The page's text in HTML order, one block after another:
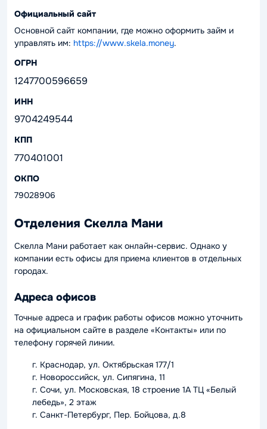
Официальный сайт
Основной сайт компании, где можно оформить займ и
управлять им: https://www.skela.money.
ОГРН
1247700596659
ИНН
9704249544
КПП
770401001
ОКПО
79028906
Отделения Скелла Мани
Скелла Мани работает как онлайн-сервис. Однако у
компании есть офисы для приема клиентов в отдельных
городах.
Адреса офисов
Точные адреса и график работы офисов можно уточнить
на официальном сайте в разделе «Контакты» или по
телефону горячей линии.
г. Краснодар, ул. Октябрьская 177/1
г. Новороссийск, ул. Сипягина, 11
г. Сочи, ул. Московская, 18 строение 1А ТЦ «Белый
лебедь», 2 этаж
г. Санкт-Петербург, Пер. Бойцова, д.8